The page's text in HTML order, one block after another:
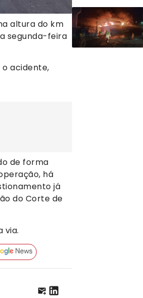
altura do km
segunda-feira
acidente,
de forma
há
já
do Corte de
via.